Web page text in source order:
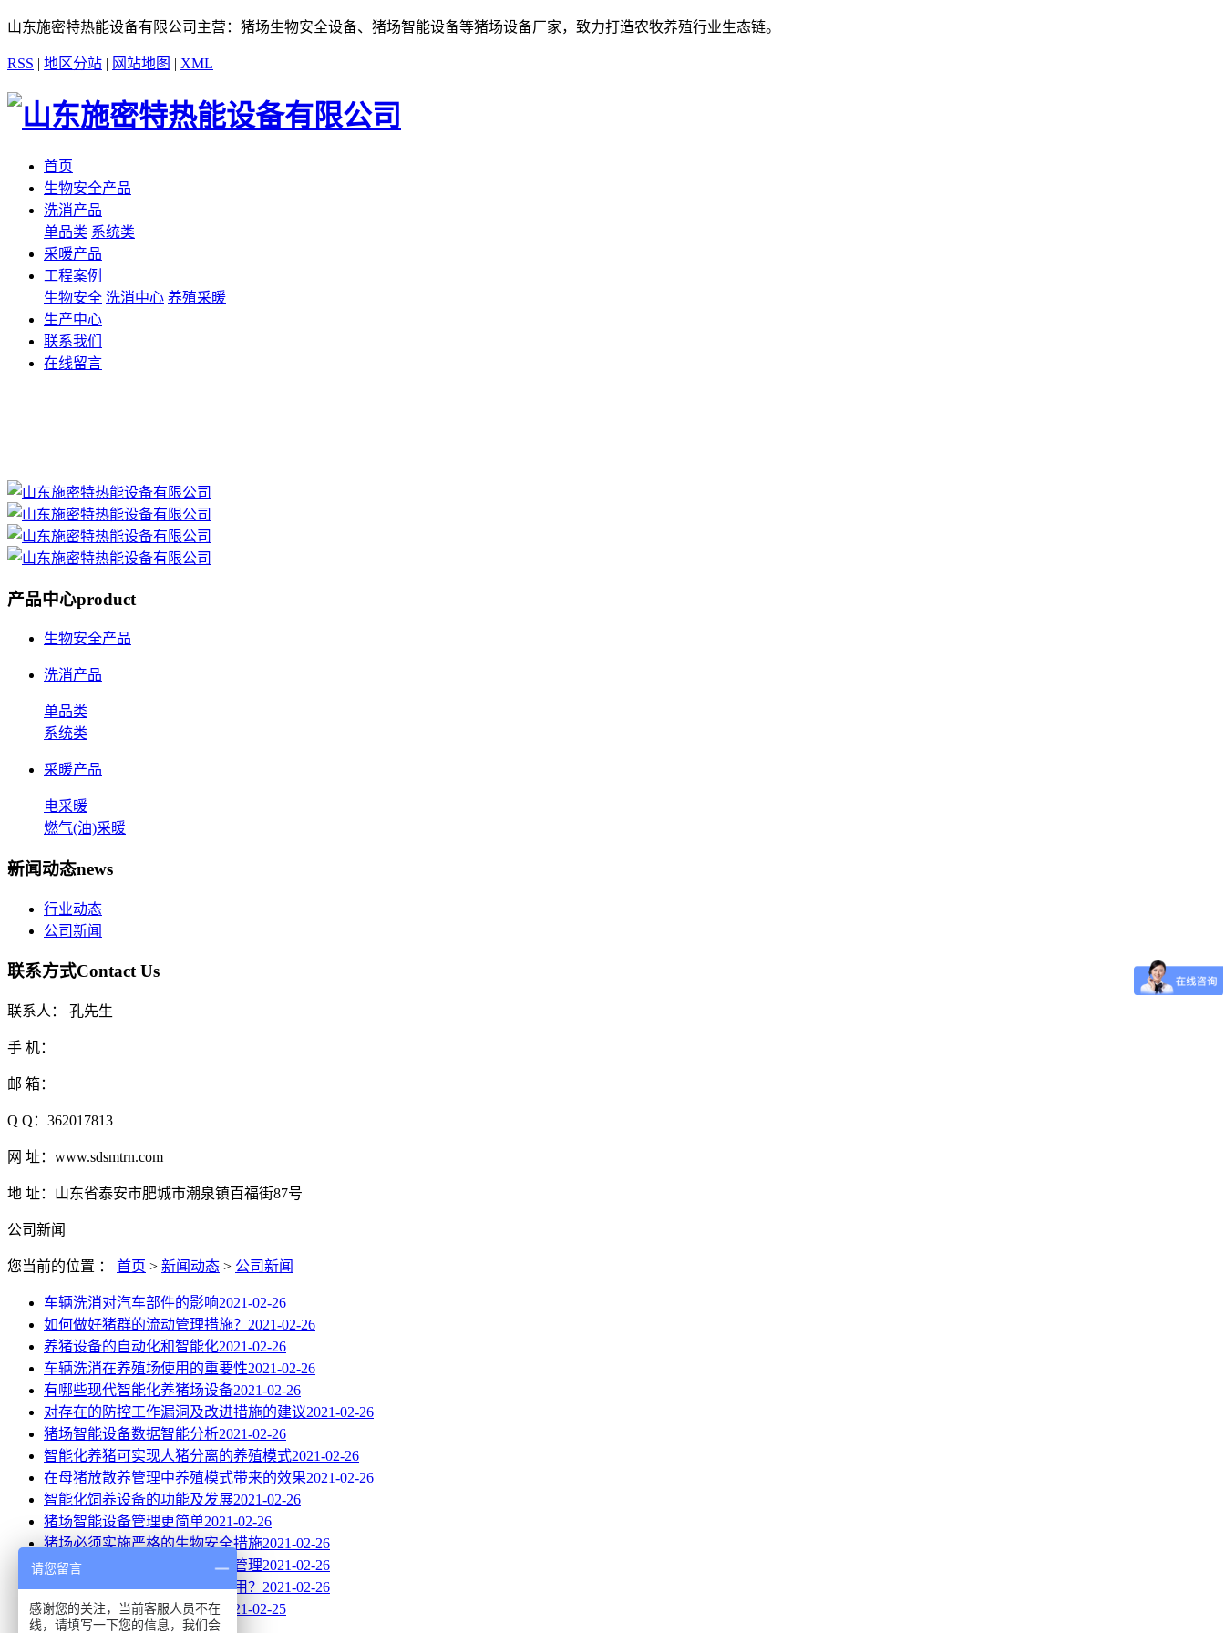
山东施密特热能设备有限公司主营：猪场生物安全设备、猪场智能设备等猪场设备厂家，致力打造农牧养殖行业生态链。
RSS | 地区分站 | 网站地图 | XML
首页
生物安全产品
洗消产品
单品类 系统类
采暖产品
工程案例
生物安全 洗消中心 养殖采暖
生产中心
联系我们
在线留言
产品中心product
生物安全产品
洗消产品
单品类
系统类
采暖产品
电采暖
燃气(油)采暖
新闻动态news
行业动态
公司新闻
联系方式Contact Us
联系人： 孔先生
手 机：
邮 箱：
Q Q：362017813
网 址：www.sdsmtrn.com
地 址：山东省泰安市肥城市潮泉镇百福街87号
公司新闻
您当前的位置 ： 首页 > 新闻动态 > 公司新闻
车辆洗消对汽车部件的影响2021-02-26
如何做好猪群的流动管理措施？ 2021-02-26
养猪设备的自动化和智能化2021-02-26
车辆洗消在养殖场使用的重要性2021-02-26
有哪些现代智能化养猪场设备2021-02-26
对存在的防控工作漏洞及改进措施的建议2021-02-26
猪场智能设备数据智能分析2021-02-26
智能化养猪可实现人猪分离的养殖模式2021-02-26
在母猪放散养管理中养殖模式带来的效果2021-02-26
智能化饲养设备的功能及发展2021-02-26
猪场智能设备管理更简单2021-02-26
猪场必须实施严格的生物安全措施2021-02-26
智能设备放养模式下的精细化管理2021-02-26
目前养猪场的养殖模式是否适用？ 2021-02-26
猪场实行封闭式饲养和管理2021-02-25
请您留言
感谢您的关注，当前客服人员不在
线，请填写一下您的信息，我们会